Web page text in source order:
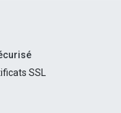
SSL